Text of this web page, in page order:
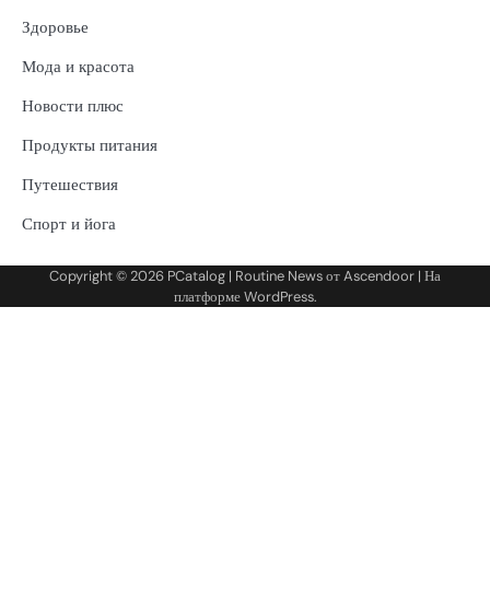
Здоровье
Мода и красота
Новости плюс
Продукты питания
Путешествия
Спорт и йога
Copyright © 2026 PCatalog | Routine News отAscendoor | На
платформеWordPress.